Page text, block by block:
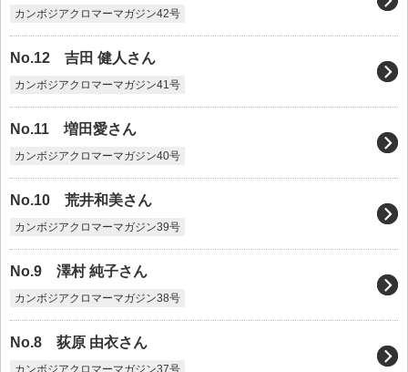
カンボジアクロマーマガジン42号
No.12 吉田 健人さん
カンボジアクロマーマガジン41号
No.11 増田愛さん
カンボジアクロマーマガジン40号
No.10 荒井和美さん
カンボジアクロマーマガジン39号
No.9 澤村 純子さん
カンボジアクロマーマガジン38号
No.8 荻原 由衣さん
カンボジアクロマーマガジン37号